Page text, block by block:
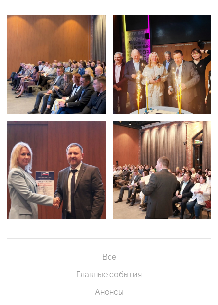
Все
Главные события
Анонсы